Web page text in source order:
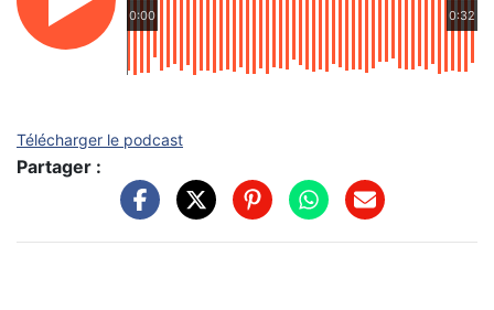
0:00 0:32
Télécharger le podcast
Partager :